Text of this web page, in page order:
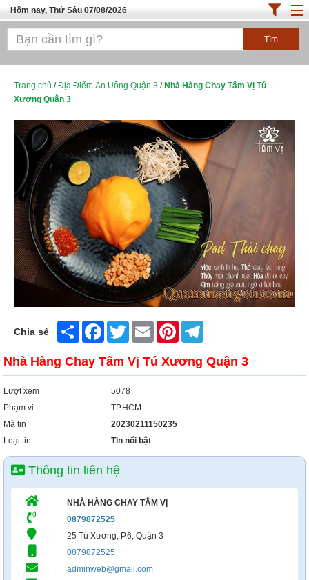
Hôm nay, Thứ Sáu 07/08/2026
Trang chủ
Cafe - Kem- Trà Sữa
Thực Phẩm Nông Hải Sản
Top Quán Ăn Sài Gòn
Trang chủ /Địa Điểm Ăn Uống Quận 3 / Nhà Hàng Chay Tâm Vị Tú
Xương Quận 3
Chia sẻ Share FacebookTwitter Email Pinterest
Nhà Hàng Chay Tâm Vị Tú Xương Quận 3
Lượt xem
5078
Phạm vi
TP.HCM
Mã tin
20230211150235
Loại tin
Tin nổi bật
Thông tin liên hệ
NHÀ HÀNG CHAY TÂM VỊ
0879872525
25 Tú Xương, P.6, Quận 3
0879872525
adminweb@gmail.com